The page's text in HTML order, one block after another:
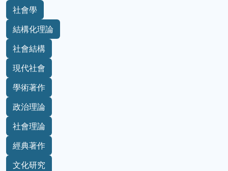
社會學
結構化理論
社會結構
現代社會
學術著作
政治理論
社會理論
經典著作
文化研究